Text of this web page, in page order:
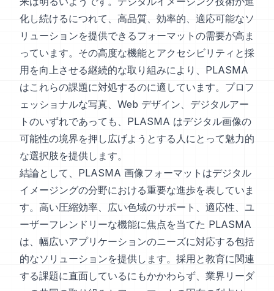
化し続けるにつれて、高品質、効率的、適応可能なソ
リューションを提供できるフォーマットの需要が高ま
っています。その高度な機能とアクセシビリティと採
用を向上させる継続的な取り組みにより、PLASMA
はこれらの課題に対処するのに適しています。プロフ
ェッショナルな写真、Web デザイン、デジタルアー
トのいずれであっても、PLASMA はデジタル画像の
可能性の境界を押し広げようとする人にとって魅力的
な選択肢を提供します。
結論として、PLASMA 画像フォーマットはデジタル
イメージングの分野における重要な進歩を表していま
す。高い圧縮効率、広い色域のサポート、適応性、ユ
ーザーフレンドリーな機能に焦点を当てた PLASMA
は、幅広いアプリケーションのニーズに対応する包括
的なソリューションを提供します。採用と教育に関連
する課題に直面しているにもかかわらず、業界リーダ